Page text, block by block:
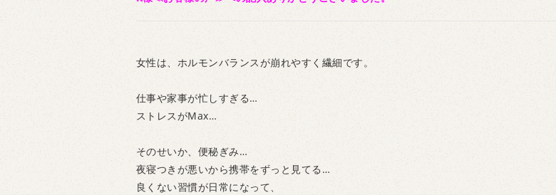
女性は、ホルモンバランスが崩れやすく繊細です。
仕事や家事が忙しすぎる…
ストレスがMax…
そのせいか、便秘ぎみ…
夜寝つきが悪いから携帯をずっと見てる…
良くない習慣が日常になって、